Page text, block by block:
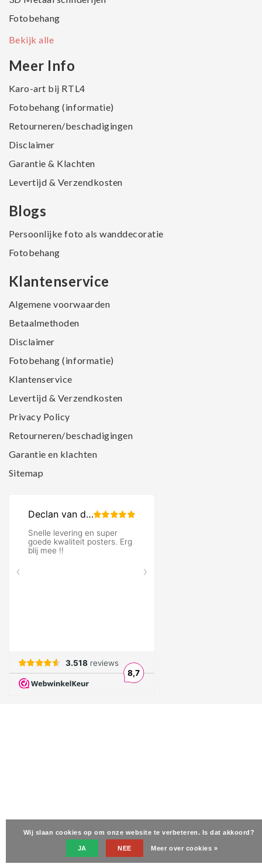
Fotobehang
Bekijk alle
Meer Info
Karo-art bij RTL4
Fotobehang (informatie)
Retourneren/beschadigingen
Disclaimer
Garantie & Klachten
Levertijd & Verzendkosten
Blogs
Persoonlijke foto als wanddecoratie
Fotobehang
Klantenservice
Algemene voorwaarden
Betaalmethoden
Disclaimer
Fotobehang (informatie)
Klantenservice
Levertijd & Verzendkosten
Privacy Policy
Retourneren/beschadigingen
Garantie en klachten
Sitemap
Wij slaan cookies op om onze website te verbeteren. Is dat akkoord?
JA NEE Meer over cookies »